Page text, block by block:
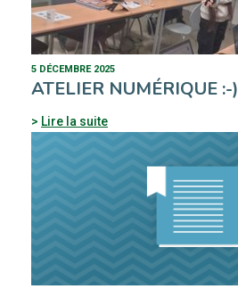
5 DÉCEMBRE 2025
ATELIER NUMÉRIQUE :-)
Lire la suite